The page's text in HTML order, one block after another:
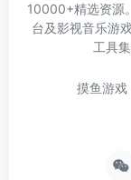
10000+精选资源
台及影视音乐游
工具
摸鱼游戏